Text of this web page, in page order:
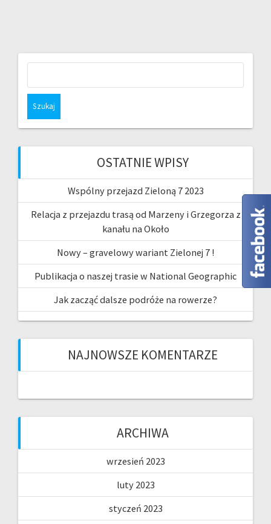
OSTATNIE WPISY
Wspólny przejazd Zieloną 7 2023
Relacja z przejazdu trasą od Marzeny i Grzegorza z
kanału na Około
Nowy – gravelowy wariant Zielonej 7 !
Publikacja o naszej trasie w National Geographic
Jak zacząć dalsze podróże na rowerze?
NAJNOWSZE KOMENTARZE
ARCHIWA
wrzesień 2023
luty 2023
styczeń 2023